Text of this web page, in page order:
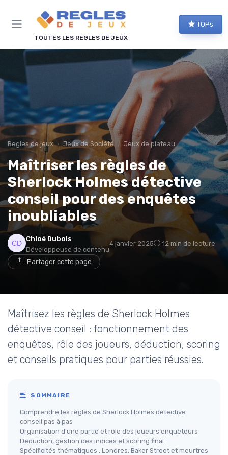
TOUTES LES REGLES DE JEUX
TOPs
Regles de jeux Jeux de Société Jeux de plateau
Maîtriser les règles de
Sherlock Holmes détective
conseil pour des enquêtes
inoubliables
Chloé Dubois
Développeuse de contenu
4 janvier 2025 12 min de lecture
Partager cette page
Maîtrisez les règles de Sherlock Holmes
détective conseil : fonctionnement des
enquêtes, rôle des joueurs, déduction, scoring
et conseils pratiques pour parties réussies.
SOMMAIRE
Comprendre les règles de Sherlock Holmes détective
conseil pas à pas
Organisation d’une partie et rôle des joueurs enquêteurs
Déduction, gestion des indices et scoring final
Spécificités thématiques : Londres, Baker Street et meurtres